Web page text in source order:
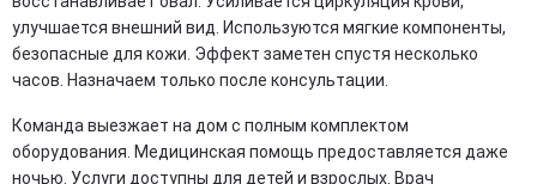
улучшается внешний вид. Используются мягкие компоненты,
безопасные для кожи. Эффект заметен спустя несколько
часов. Назначаем только после консультации.
Команда выезжает на дом с полным комплектом
оборудования. Медицинская помощь предоставляется даже
ночью. Услуги доступны для детей и взрослых. Врач